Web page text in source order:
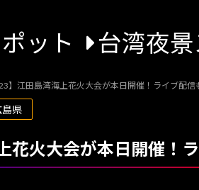
ット 台湾夜
】江田島湾海上花火大会が本日開催！ライブ配信
県
花火大会が本日開催！